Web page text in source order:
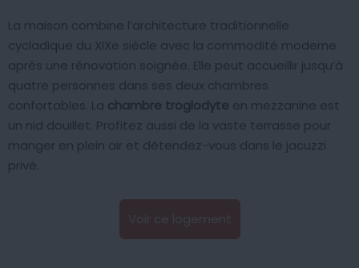
La maison combine l’architecture traditionnelle
cycladique du XIXe siècle avec la commodité moderne
après une rénovation soignée. Elle peut accueillir jusqu’à
quatre personnes dans ses deux chambres
confortables. La chambre troglodyte en mezzanine est
un nid douillet. Profitez aussi de la vaste terrasse pour
manger en plein air et détendez-vous dans le jacuzzi
privé.
Voir ce logement